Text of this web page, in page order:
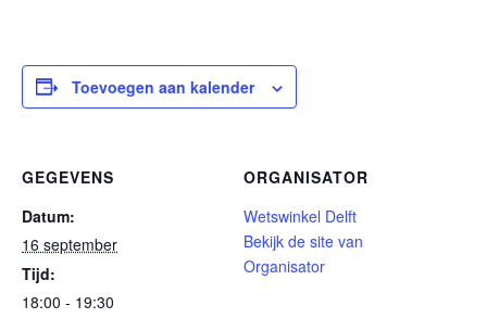
Toevoegen aan kalender
GEGEVENS
Datum:
16 september
Tijd:
18:00 - 19:30
ORGANISATOR
Wetswinkel Delft
Bekijk de site van
Organisator